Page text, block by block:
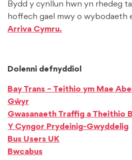
Bydd y cynllun hwn yn rhedeg
hoffech gael mwy o wybodaeth
Arriva Cymru.
Dolenni defnyddiol
Bay Trans – Teithio ym Mae
Gŵyr
Gwasanaeth Traffig a Theithio
Y Cyngor Prydeinig-Gwyddelig
Bus Users UK
Bwcabus